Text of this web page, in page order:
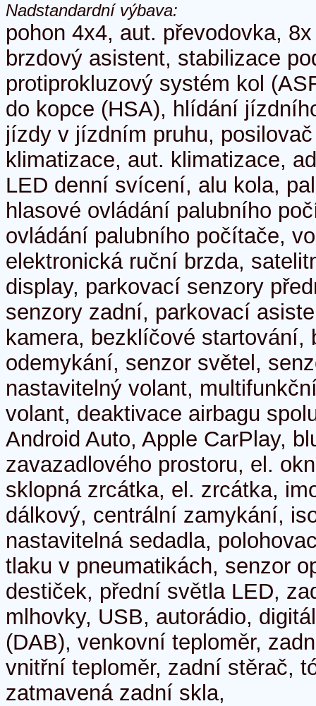
Nadstandardní výbava:
pohon 4x4, aut. převodovka,
brzdový asistent, stabilizace
protiprokluzový systém kol
do kopce (HSA), hlídání
jízdy v jízdním pruhu,
klimatizace, aut. klimatizace,
LED denní svícení, alu kola,
hlasové ovládání palubního
ovládání palubního počítače,
elektronická ruční brzda,
display, parkovací senzory
senzory zadní, parkovací
kamera, bezklíčové startování,
odemykání, senzor světel,
nastavitelný volant,
volant, deaktivace airbagu
Android Auto, Apple CarPlay,
zavazadlového prostoru, el.
sklopná zrcátka, el. zrcátka,
dálkový, centrální zamykání,
nastavitelná sedadla,
tlaku v pneumatikách, senzor
destiček, přední světla LED,
mlhovky, USB, autorádio,
(DAB), venkovní teploměr,
vnitřní teploměr, zadní stěrač,
zatmavená zadní skla,